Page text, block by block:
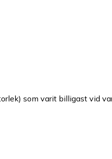
som varit billigast vid